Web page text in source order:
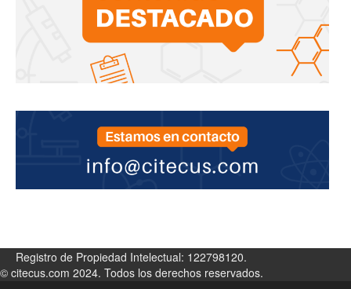
Registro de Propiedad Intelectual: 122798120.
© citecus.com 2024. Todos los derechos reservados.